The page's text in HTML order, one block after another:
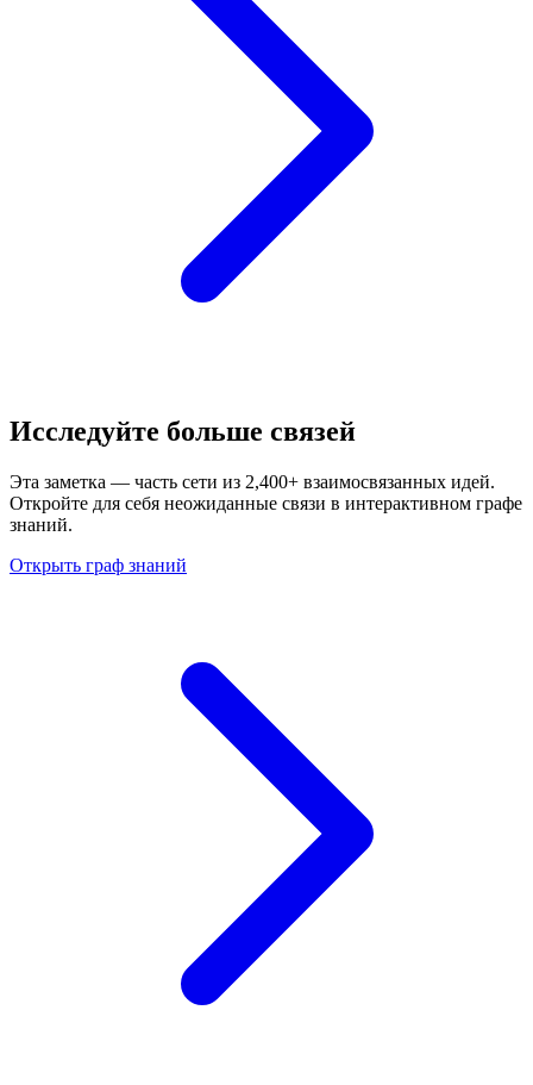
Исследуйте больше связей
Эта заметка — часть сети из 2,400+ взаимосвязанных идей.
Откройте для себя неожиданные связи в интерактивном графе
знаний.
Открыть граф знаний